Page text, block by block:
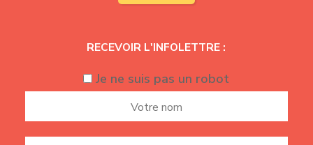
RECEVOIR L'INFOLETTRE :
Je ne suis pas un robot